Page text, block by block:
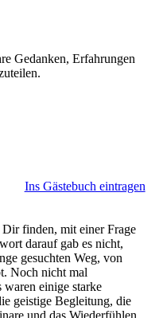
Gedanken, Erfahrungen
Ins Gästebuch eintragen
finden, mit einer Frage
darauf gab es nicht,
gesuchten Weg, von
Noch nicht mal
einige starke
geistige Begleitung, die